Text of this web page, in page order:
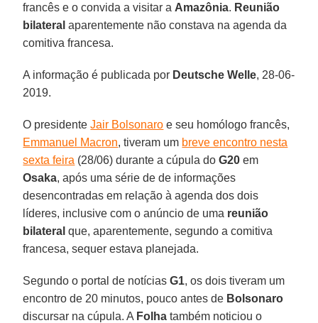
francês e o convida a visitar a Amazônia. Reunião
bilateral aparentemente não constava na agenda da
comitiva francesa.
A informação é publicada por Deutsche Welle, 28-06-
2019.
O presidenteJair Bolsonaro e seu homólogo francês,
Emmanuel Macron, tiveram um breve encontro nesta
sexta feira (28/06) durante a cúpula doG20 em
Osaka, após uma série de de informações
desencontradas em relação à agenda dos dois
líderes, inclusive com o anúncio de uma reunião
bilateral que, aparentemente, segundo a comitiva
francesa, sequer estava planejada.
Segundo o portal de notíciasG1, os dois tiveram um
encontro de 20 minutos, pouco antes de Bolsonaro
discursar na cúpula. A Folha também noticiou o